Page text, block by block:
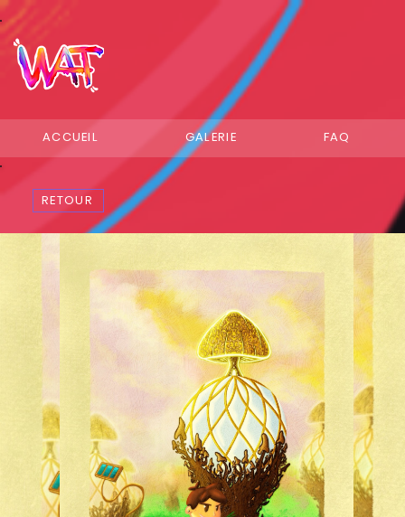
ACCUEIL GALERIE FAQ
RETOUR